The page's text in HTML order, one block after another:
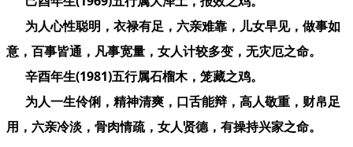
为人心性聪明，衣禄有足，六亲难靠，儿女早见，做事如
意，百事皆通，凡事宽量，女人计较多变，无灾厄之命。
辛酉年生(1981)五行属石榴木，笼藏之鸡。
为人一生伶俐，精神清爽，口舌能辩，高人敬重，财帛足
用，六亲冷淡，骨肉情疏，女人贤德，有操持兴家之命。